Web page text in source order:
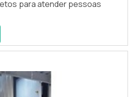
para atender pessoas